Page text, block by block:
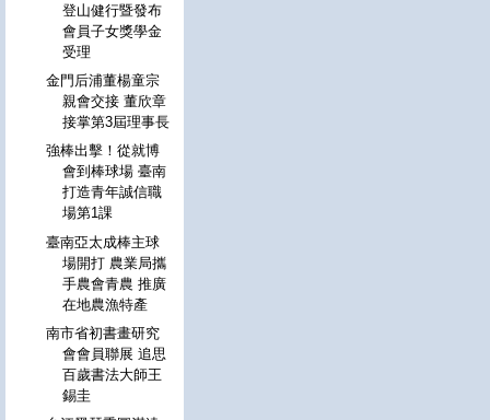
登山健行暨發布
會員子女獎學金
受理
金門后浦董楊童宗
親會交接 董欣章
接掌第3屆理事長
強棒出擊！從就博
會到棒球場 臺南
打造青年誠信職
場第1課
臺南亞太成棒主球
場開打 農業局攜
手農會青農 推廣
在地農漁特產
南市省初書畫研究
會會員聯展 追思
百歲書法大師王
錫圭